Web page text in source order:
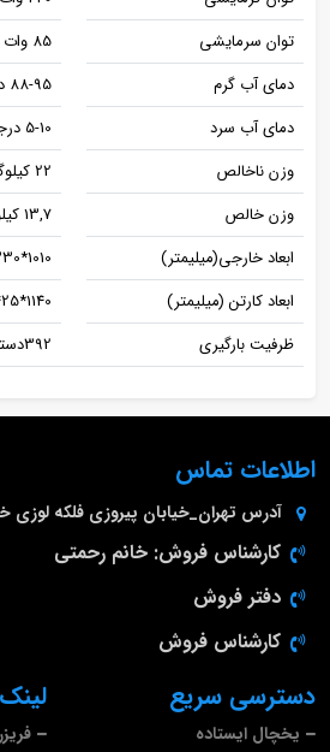
توان سرمایشی
85 وات
دمای آب گرم
88-95 درجه سانتیگراد
دمای آب سرد
5-10 درجه سانتیگراد
وزن ناخالص
22 کیلوگرم
وزن خالص
13,7 کیلوگرم
ابعاد خارجی(میلیمتر)
1010*330*260
ابعاد کارتن (میلیمتر)
1140*425*325
ظرفيت بارگيری
392دستگاه (کانتينر 40فوت)
دسترسی سریع
یخچال ایستاده
اطلاعات تماس
آدرس تهران_خیابان پیروزی فلکه لوزی
کارشناس فروش: خانم رحمتی
دفتر فروش
کارشناس فروش